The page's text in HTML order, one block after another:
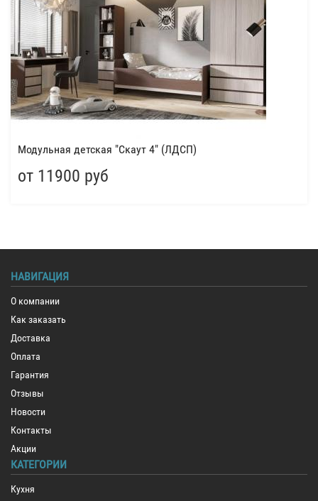
Модульная детская "Скаут 4" (ЛДСП)
от 11900 руб
НАВИГАЦИЯ
О компании
Как заказать
Доставка
Оплата
Гарантия
Отзывы
Новости
Контакты
Акции
КАТЕГОРИИ
Кухня